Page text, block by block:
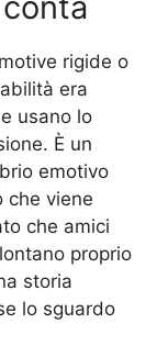
rigide o
era
usano lo
È un
emotivo
che viene
che amici
proprio
storia
lo sguardo